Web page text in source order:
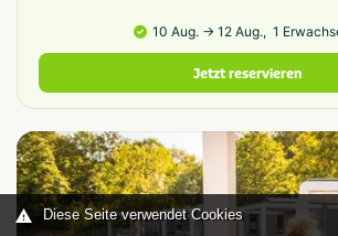
Diese Seite verwendet Cookies
10 Aug. → 12 Aug., 1
Jetzt reservieren